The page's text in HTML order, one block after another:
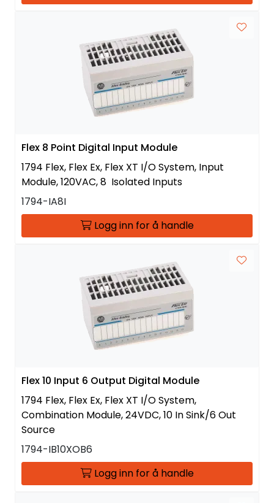
Flex 8 Point Digital Input Module
1794 Flex, Flex Ex, Flex XT I/O System, Input
Module, 120VAC, 8 Isolated Inputs
1794-IA8I
Logg inn for å handle
Flex 10 Input 6 Output Digital Module
1794 Flex, Flex Ex, Flex XT I/O System,
Combination Module, 24VDC, 10 In Sink/6 Out
Source
1794-IB10XOB6
Logg inn for å handle